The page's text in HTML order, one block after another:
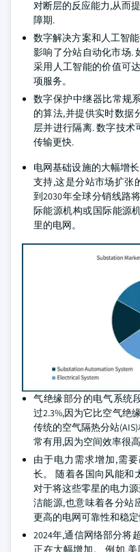
对断层的反应能力,从而
障期.
数字解决方案和人工智
影响了分站自动化市场.
采用人工智能的价值可
项服务。
数字保护中继器比常规
的算法,并提供实时数据
层并进行隔离. 数字技
传输更快.
电网基础设施的大幅增
支持,这是分站市场扩张
到2030年全球分销线路
际能源机构或国际能源
里的电网。
气绝缘部分的电气系统
过2.3%,因为它比空气绝
传统的空气隔热分站
常有用,因为空间效率很
由于电力需求增加,需
长。 随着各国向风能和
对于将这些零星的电力
洁能源,也意味着各分站
更高的电网可靠性和稳定
2024年,通信网络部分将
正在大幅增加。 例如,美